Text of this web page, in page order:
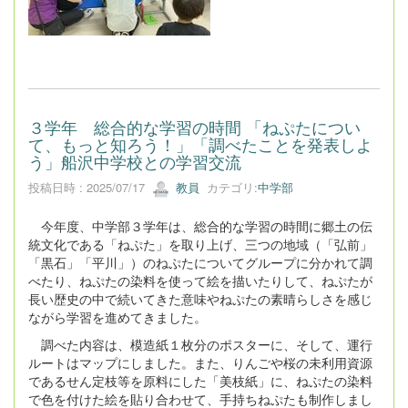
３学年 総合的な学習の時間 「ねぷたについ
て、もっと知ろう！」「調べたことを発表しよ
う」船沢中学校との学習交流
投稿日時 : 2025/07/17 教員 カテゴリ:中学部
今年度、中学部３学年は、総合的な学習の時間に郷土の伝
統文化である「ねぷた」を取り上げ、三つの地域（「弘前」
「黒石」「平川」）のねぷたについてグループに分かれて調
べたり、ねぷたの染料を使って絵を描いたりして、ねぷたが
長い歴史の中で続いてきた意味やねぷたの素晴らしさを感じ
ながら学習を進めてきました。
調べた内容は、模造紙１枚分のポスターに、そして、運行
ルートはマップにしました。また、りんごや桜の未利用資源
であるせん定枝等を原料にした「美枝紙」に、ねぷたの染料
で色を付けた絵を貼り合わせて、手持ちねぷたも制作しまし